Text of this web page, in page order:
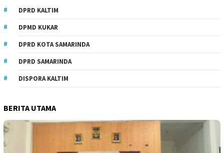
DPRD KALTIM
DPMD KUKAR
DPRD KOTA SAMARINDA
DPRD SAMARINDA
DISPORA KALTIM
BERITA UTAMA